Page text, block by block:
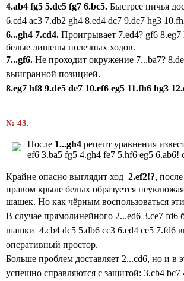
4.ab4 fg5 5.de5 fg7 6.bc5. Быстрее ничья
6.cd4 ac3 7.db2 gh4 8.ed4 dc7 9.de7 hg3
6...gh4 7.cd4. Проигрывает 7.ed4? gf6 8.eg7
белые лишены полезных ходов.
7...gf6. Не проходит окружение 7...ba7?
выигранной позицией.
8.eg7 hf8 9.de5 de7 10.ef6 eg5 11.fh6 hg3
№ 43.
После 1...gh4 рецепт уравнения
ef6 3.ba5 fg5 4.gh4 fe7 5.hf6 eg5 6.ab6!
Крайне опасно выглядит ход 2.ef2!?,
правом крыле белых образуется
шашек. Но как чёрным воспользоваться
В случае прямолинейного 2...ed6 3.ce7 fd6
шашки 4.cb4 dc5 5.db6 cc3 6.ed4 ce5 7.fd6
оперативный простор.
Больше проблем доставляет 2...cd6, но и в
успешно справляются с защитой: 3.cb4 bc7